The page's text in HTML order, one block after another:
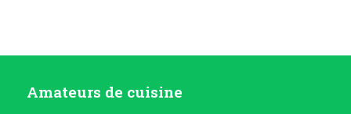
Amateurs de cuisine